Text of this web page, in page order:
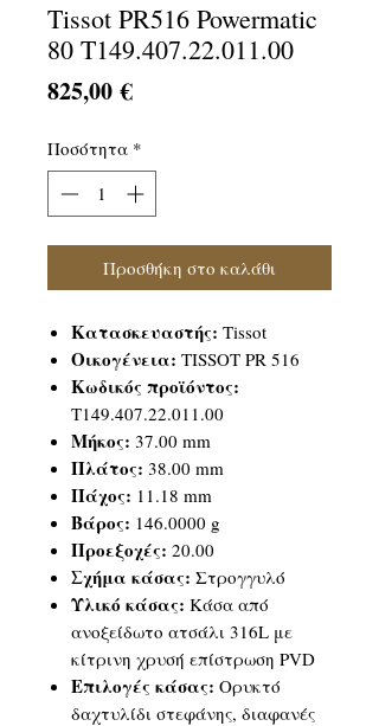
Tissot PR516 Powermatic
80 T149.407.22.011.00
825,00 €Τιμή
Ποσότητα *
Προσθήκη στο καλάθι
Κατασκευαστής: Tissot
Οικογένεια: TISSOT PR 516
Κωδικός προϊόντος:
T149.407.22.011.00
Μήκος: 37.00 mm
Πλάτος: 38.00 mm
Πάχος: 11.18 mm
Βάρος: 146.0000 g
Προεξοχές: 20.00
Σχήμα κάσας: Στρογγυλό
Υλικό κάσας: Κάσα από
ανοξείδωτο ατσάλι 316L με
κίτρινη χρυσή επίστρωση PVD
Επιλογές κάσας: Ορυκτό
δαχτυλίδι στεφάνης, διαφανές